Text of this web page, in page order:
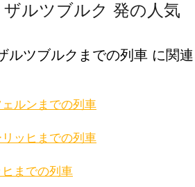
ルツブルク 発の人気
ルツブルクまでの列車 に関連
ルンまでの列車
ッヒまでの列車
までの列車